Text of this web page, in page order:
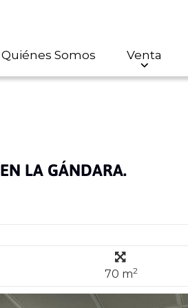
Quiénes Somos Venta
EN LA GÁNDARA.
70 m2